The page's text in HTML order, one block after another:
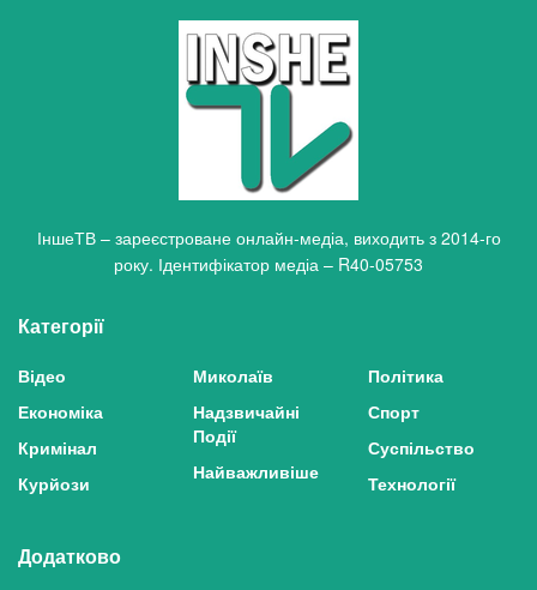
ІншеТВ – зареєстроване онлайн-медіа, виходить з 2014-го
року. Ідентифікатор медіа – R40-05753
Категорії
Відео
Економіка
Кримінал
Курйози
Миколаїв
Надзвичайні
Події
Найважливіше
Політика
Спорт
Суспільство
Технології
Додатково